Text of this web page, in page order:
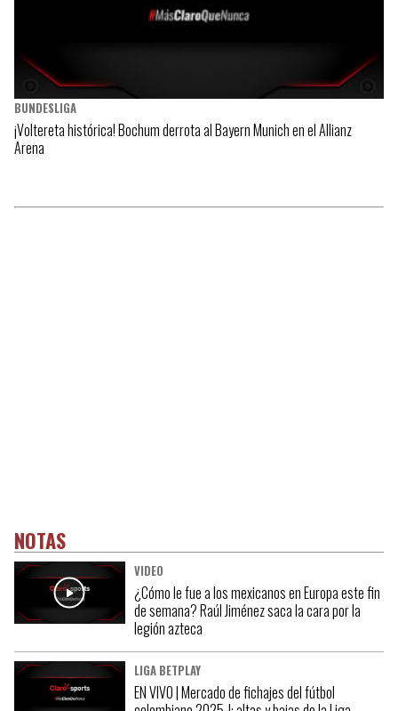
BUNDESLIGA
¡Voltereta histórica! Bochum derrota al Bayern Munich en el Allianz
Arena
NOTAS
VIDEO
¿Cómo le fue a los mexicanos en Europa este fin
de semana? Raúl Jiménez saca la cara por la
legión azteca
LIGA BETPLAY
EN VIVO | Mercado de fichajes del fútbol